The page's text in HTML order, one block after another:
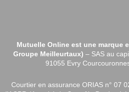
Mutuelle Online est une marque
Groupe Meilleurtaux) – SAS au
91055 Evry
Courtier en assurance ORIAS n° 07